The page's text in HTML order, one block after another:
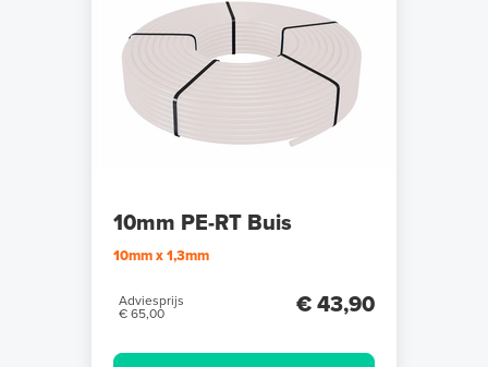
10mm PE-RT Buis
10mm x 1,3mm
Adviesprijs
€ 65,00
€ 43,90